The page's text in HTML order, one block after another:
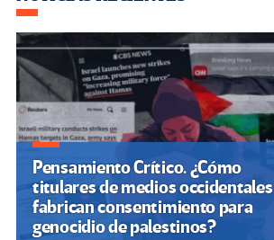
de
entradas
Pensamiento Crítico. ¿Cómo
titulares de medios occidentales
fabrican consentimiento para
genocidio de palestinos?